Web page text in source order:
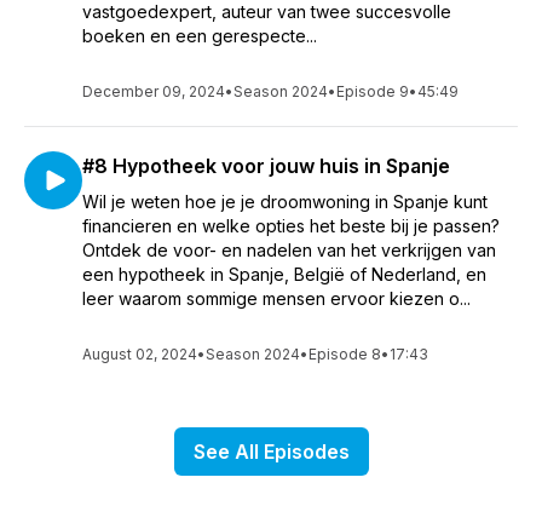
vastgoedexpert, auteur van twee succesvolle
boeken en een gerespecte...
December 09, 2024•Season 2024• Episode 9• 45:49
#8 Hypotheek voor jouw huis in Spanje
Wil je weten hoe je je droomwoning in Spanje kunt
financieren en welke opties het beste bij je passen?
Ontdek de voor- en nadelen van het verkrijgen van
een hypotheek in Spanje, België of Nederland, en
leer waarom sommige mensen ervoor kiezen o...
August 02, 2024•Season 2024• Episode 8• 17:43
See All Episodes